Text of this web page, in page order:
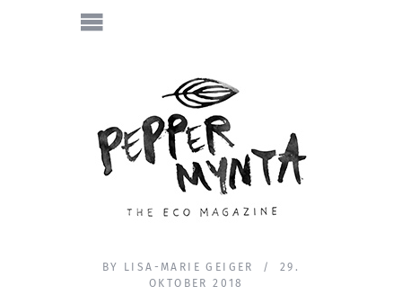
BY LISA-MARIE GEIGER
29.
OKTOBER 2018